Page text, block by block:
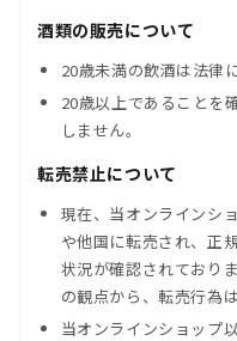
酒類の販売について
20歳未満の飲酒は法律
20歳以上であることを
しません。
転売禁止について
現在、当オンラインシ
や他国に転売され、正
状況が確認されており
の観点から、転売行為
当オンラインショップ